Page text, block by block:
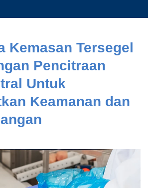
Kemasan Tersegel
Pencitraan
Untuk
Keamanan dan